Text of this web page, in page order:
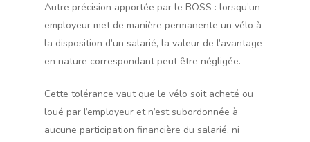
Autre précision apportée par le BOSS : lorsqu’un
employeur met de manière permanente un vélo à
la disposition d’un salarié, la valeur de l’avantage
en nature correspondant peut être négligée.
Cette tolérance vaut que le vélo soit acheté ou
loué par l’employeur et n’est subordonnée à
aucune participation financière du salarié, ni